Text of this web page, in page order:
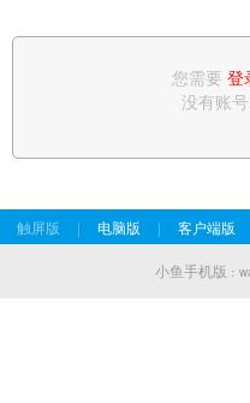
您需要 登
没有账
触屏版 | 电脑版 | 客户端版
小鱼手机版 ：